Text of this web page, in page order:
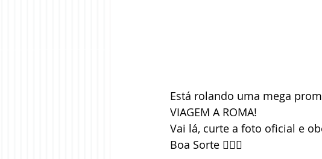
Está rolando uma mega
VIAGEM A ROMA!
Vai lá, curte a foto oficial e
Boa Sorte 👍🏻🍀